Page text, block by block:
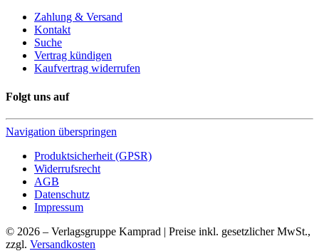
Zahlung & Versand
Kontakt
Suche
Vertrag kündigen
Kaufvertrag widerrufen
Folgt uns auf
Navigation überspringen
Produktsicherheit (GPSR)
Widerrufsrecht
AGB
Datenschutz
Impressum
© 2026 – Verlagsgruppe Kamprad | Preise inkl. gesetzlicher MwSt.,
zzgl. Versandkosten